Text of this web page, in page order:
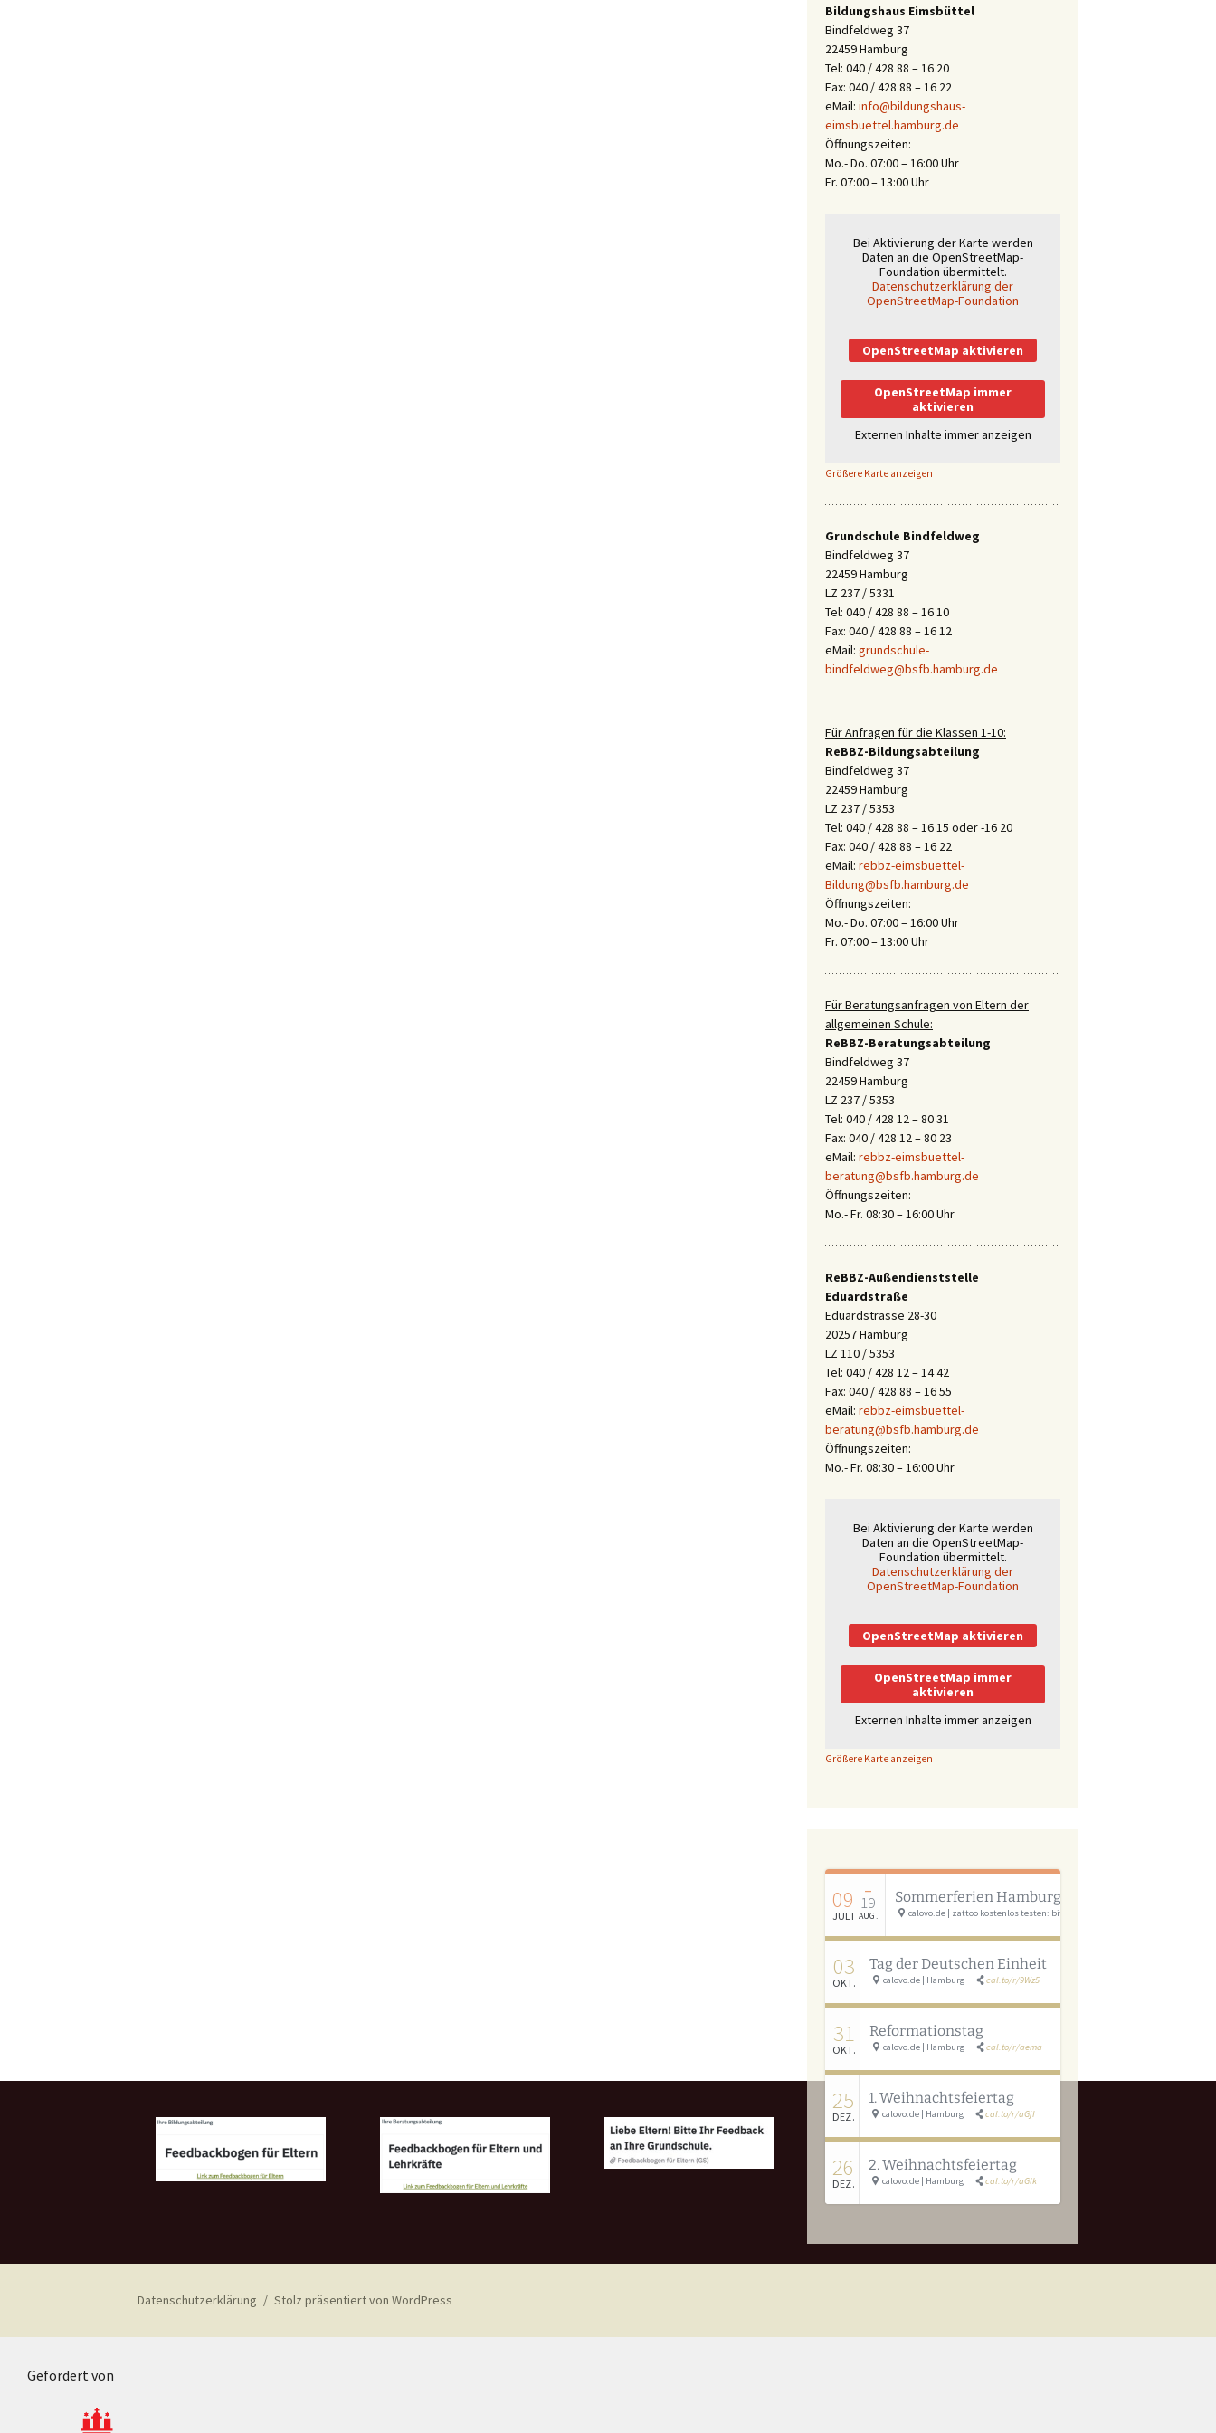
Bildungshaus Eimsbüttel
Bindfeldweg 37
22459 Hamburg
Tel: 040 / 428 88 – 16 20
Fax: 040 / 428 88 – 16 22
eMail: info@bildungshaus-
eimsbuettel.hamburg.de
Öffnungszeiten:
Mo.- Do. 07:00 – 16:00 Uhr
Fr. 07:00 – 13:00 Uhr
Bei Aktivierung der Karte werden
Daten an die OpenStreetMap-
Foundation übermittelt.
Datenschutzerklärung der
OpenStreetMap-Foundation
OpenStreetMap aktivieren
OpenStreetMap immer
aktivieren
Externen Inhalte immer anzeigen
Größere Karte anzeigen
Grundschule Bindfeldweg
Bindfeldweg 37
22459 Hamburg
LZ 237 / 5331
Tel: 040 / 428 88 – 16 10
Fax: 040 / 428 88 – 16 12
eMail: grundschule-
bindfeldweg@bsfb.hamburg.de
Für Anfragen für die Klassen 1-10:
ReBBZ-Bildungsabteilung
Bindfeldweg 37
22459 Hamburg
LZ 237 / 5353
Tel: 040 / 428 88 – 16 15 oder -16 20
Fax: 040 / 428 88 – 16 22
eMail: rebbz-eimsbuettel-
Bildung@bsfb.hamburg.de
Öffnungszeiten:
Mo.- Do. 07:00 – 16:00 Uhr
Fr. 07:00 – 13:00 Uhr
Für Beratungsanfragen von Eltern der
allgemeinen Schule:
ReBBZ-Beratungsabteilung
Bindfeldweg 37
22459 Hamburg
LZ 237 / 5353
Tel: 040 / 428 12 – 80 31
Fax: 040 / 428 12 – 80 23
eMail: rebbz-eimsbuettel-
beratung@bsfb.hamburg.de
Öffnungszeiten:
Mo.- Fr. 08:30 – 16:00 Uhr
ReBBZ-Außendienststelle
Eduardstraße
Eduardstrasse 28-30
20257 Hamburg
LZ 110 / 5353
Tel: 040 / 428 12 – 14 42
Fax: 040 / 428 88 – 16 55
eMail: rebbz-eimsbuettel-
beratung@bsfb.hamburg.de
Öffnungszeiten:
Mo.- Fr. 08:30 – 16:00 Uhr
Bei Aktivierung der Karte werden
Daten an die OpenStreetMap-
Foundation übermittelt.
Datenschutzerklärung der
OpenStreetMap-Foundation
OpenStreetMap aktivieren
OpenStreetMap immer
aktivieren
Externen Inhalte immer anzeigen
Größere Karte anzeigen
09
JULI
–
19
AUG.
Sommerferien Hamburg
calovo.de | zattoo kostenlos testen: bit.ly/calovo_zattoo
03
OKT.
Tag der Deutschen Einheit
calovo.de | Hamburg cal.to/r/9Wz5
31
OKT.
Reformationstag
calovo.de | Hamburg cal.to/r/aema
25
DEZ.
1. Weihnachtsfeiertag
calovo.de | Hamburg cal.to/r/aGjI
26
DEZ.
2. Weihnachtsfeiertag
calovo.de | Hamburg cal.to/r/aGlk
Datenschutzerklärung Stolz präsentiert von WordPress
Gefördert von